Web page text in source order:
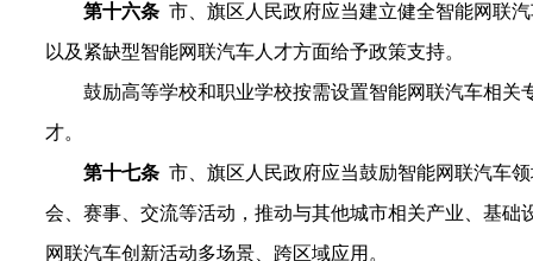
第十六条 市、 旗区人民政府应当建立健全智能网联
以及紧缺型智能网联汽车人才方面给予政策支持。
鼓励高等学校和职业学校按需设置智能网联汽车相
才。
第十七条市、旗区人民政府应当鼓励智能网联汽车
会、赛事、交流等活动，推动与其他城市相关产业、基
网联汽车创新活动多场景、跨区域应用。